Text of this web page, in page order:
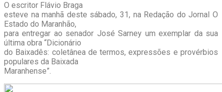
O escritor Flávio Braga
esteve na manhã deste sábado, 31, na Redação do Jornal O
Estado do Maranhão,
para entregar ao senador José Sarney um exemplar da sua
última obra “Dicionário
do Baixadês: coletânea de termos, expressões e provérbios
populares da Baixada
Maranhense”.